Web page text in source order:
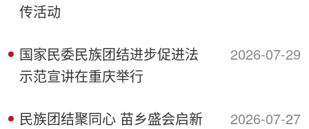
传活动
国家民委民族团结进步促进法
示范宣讲在重庆举行
2026-07-29
民族团结聚同心 苗乡盛会启新
2026-07-27